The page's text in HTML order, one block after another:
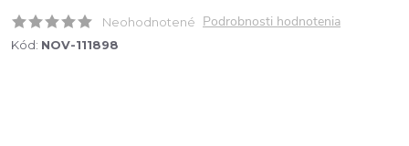
Neohodnotené Podrobnosti hodnotenia
Kód: NOV-111898